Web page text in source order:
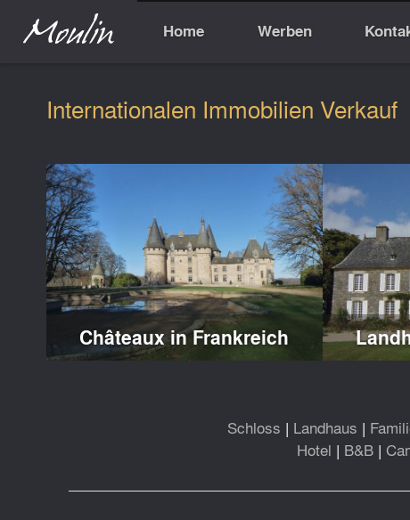
Home Werben
Internationalen Immobilien Verkauf
Châteaux in Frankreich
Schloss | Landhaus |
Hotel | B&B|